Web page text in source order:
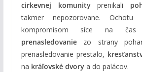
cirkevnej komunityprenikali
takmer nepozorovane.
kompromisom síce na
prenasledovaniezo strany
prenasledovanie prestalo,
na kráľovské dvorya do palácov.